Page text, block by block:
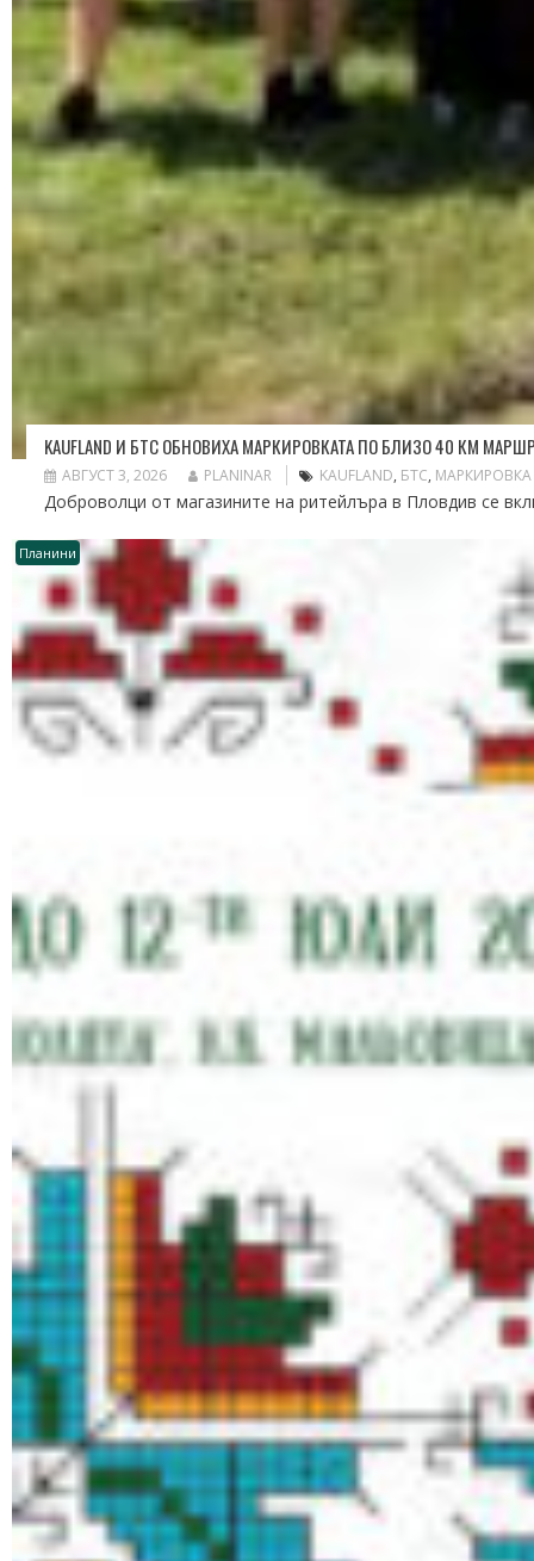
KAUFLAND И БТС ОБНОВИХА МАРКИРОВКАТА ПО БЛИЗО 40 КМ
АВГУСТ 3, 2026 PLANINAR KAUFLAND, БТС, МАРКИРОВКА
Доброволци от магазините на ритейлъра в Пловдив се
Планини